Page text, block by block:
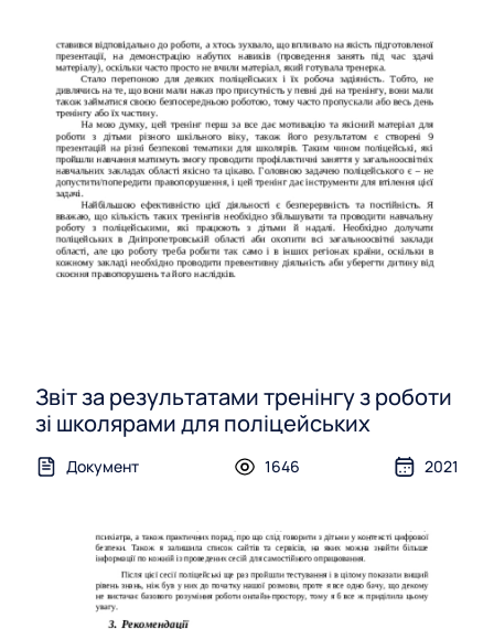
Звіт за результатами тренінгу з роботи
зі школярами для поліцейських
Документ 1646 2021